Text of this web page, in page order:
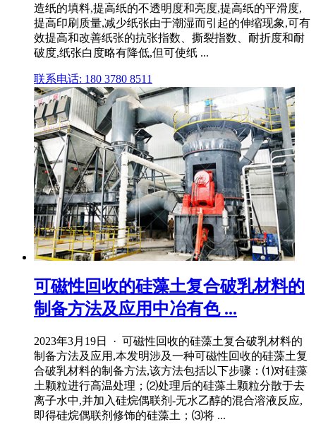
造纸的填料,提高纸的不透明度和亮度,提高纸的平滑度,
提高印刷质量,减少纸张由于潮湿而引起的伸缩现象,可有
效提高和改善纸张的抗张指数、撕裂指数、耐折度和耐
破度,纸张白度略有降低,但可使纸 ...
联系电话: 180 3780 8511
可磁性回收的硅藻土复合破乳材料的
制备方法及应用中冶有色 ...
2023年3月19日 · 可磁性回收的硅藻土复合破乳材料的
制备方法及应用,本发明涉及一种可磁性回收的硅藻土复
合破乳材料的制备方法,该方法包括以下步骤：⑴对硅藻
土颗粒进行高温处理；⑵处理后的硅藻土颗粒分散于去
离子水中,并加入硅烷偶联剂‑无水乙醇的混合溶液反应,
即得硅烷偶联剂修饰的硅藻土；⑶将 ...